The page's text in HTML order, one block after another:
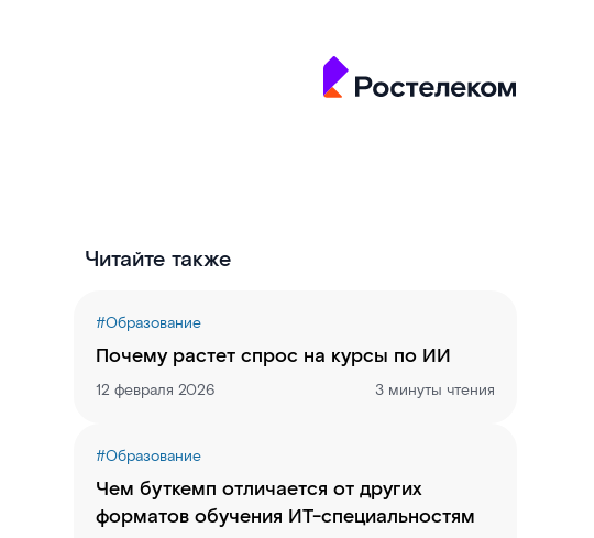
Читайте также
#Образование
Почему растет спрос на курсы по ИИ
12 февраля 2026 3 минуты чтения
#Образование
Чем буткемп отличается от других
форматов обучения ИТ-специальностям